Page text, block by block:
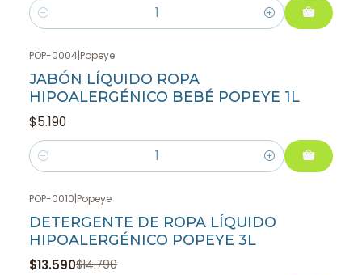
Cantidad
POP-0004|Popeye
JABÓN LÍQUIDO ROPA
HIPOALERGÉNICO BEBÉ POPEYE 1L
$5.190
Cantidad
-8%OFF
POP-0010|Popeye
DETERGENTE DE ROPA LÍQUIDO
HIPOALERGÉNICO POPEYE 3L
$13.590$14.790